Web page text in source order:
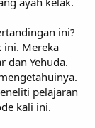
ini?
ini. Mereka
dan Yehuda.
pelajaran
kali ini.